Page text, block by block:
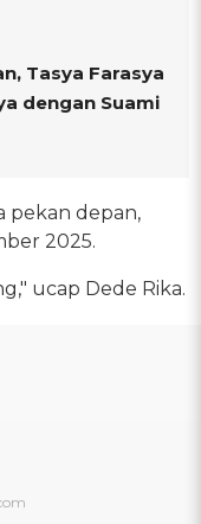
Tasya Farasya
dengan Suami
pekan depan,
2025.
ucap Dede Rika.